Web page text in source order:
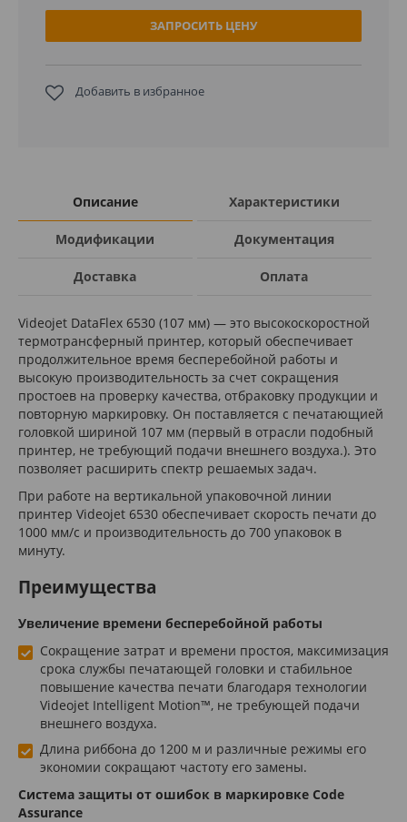
ЗАПРОСИТЬ ЦЕНУ
Добавить в избранное
Описание Характеристики
Модификации Документация
Доставка Оплата
Videojet DataFlex 6530 (107 мм) — это высокоскоростной
термотрансферный принтер, который обеспечивает
продолжительное время бесперебойной работы и
высокую производительность за счет сокращения
простоев на проверку качества, отбраковку продукции и
повторную маркировку. Он поставляется с печатающией
головкой шириной 107 мм (первый в отрасли подобный
принтер, не требующий подачи внешнего воздуха.). Это
позволяет расширить спектр решаемых задач.
При работе на вертикальной упаковочной линии
принтер Videojet 6530 обеспечивает скорость печати до
1000 мм/с и производительность до 700 упаковок в
минуту.
Преимущества
Увеличение времени бесперебойной работы
Сокращение затрат и времени простоя, максимизация
срока службы печатающей головки и стабильное
повышение качества печати благодаря технологии
Videojet Intelligent Motion™, не требующей подачи
внешнего воздуха.
Длина риббона до 1200 м и различные режимы его
экономии сокращают частоту его замены.
Система защиты от ошибок в маркировке Code
Assurance